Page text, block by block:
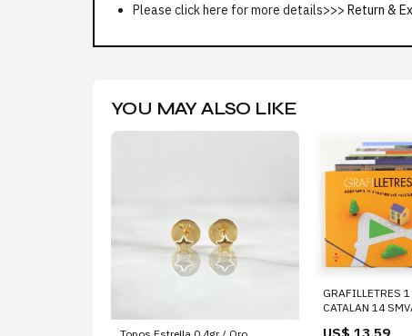
Please click here for more details>>> Return &
YOU MAY ALSO LIKE
Topos Estrella 0.4gr / Oro
GRAFILLETRES
CATALAN 14